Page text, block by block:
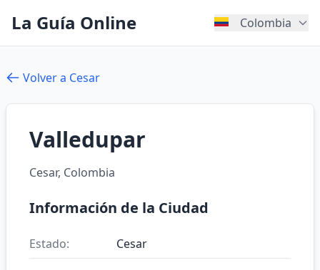
La Guía Online Colombia
Volver a Cesar
Valledupar
Cesar, Colombia
Información de la Ciudad
Estado: Cesar